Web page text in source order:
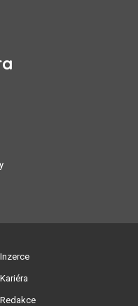
Inzerce
Kariéra
Redakce